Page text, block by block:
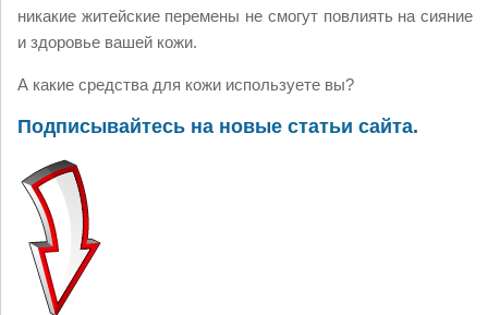
никакие житейские перемены не смогут повлиять на сияние
и здоровье вашей кожи.
А какие средства для кожи используете вы?
Подписывайтесь на новые статьи сайта.